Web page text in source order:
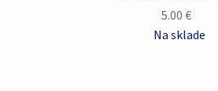
5.00 €
Na sklade